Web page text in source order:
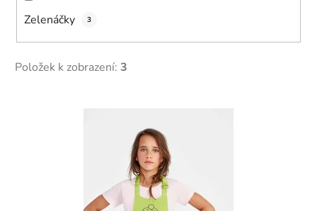
Zelenáčky 3
Položek k zobrazení: 3